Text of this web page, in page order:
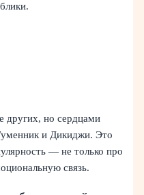
других, но сердцами
и Дикиджи. Это
— не только про
связь.